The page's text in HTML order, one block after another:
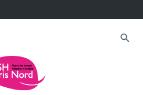
search